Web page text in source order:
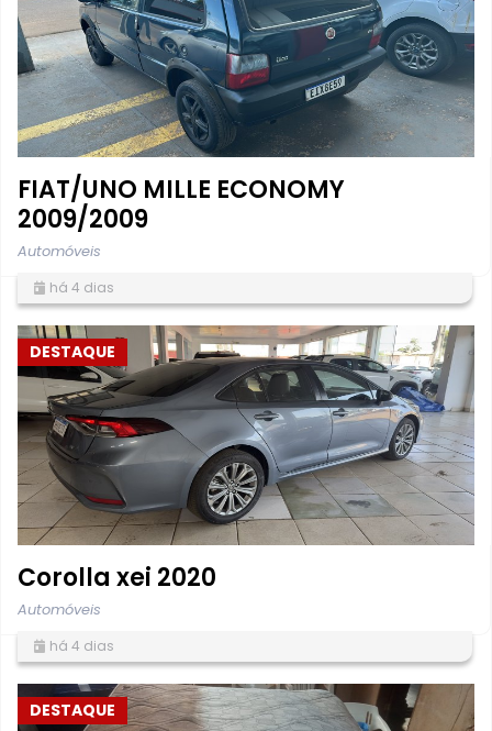
FIAT/UNO MILLE ECONOMY
2009/2009
Automóveis
há 4 dias
DESTAQUE
Corolla xei 2020
Automóveis
há 4 dias
DESTAQUE